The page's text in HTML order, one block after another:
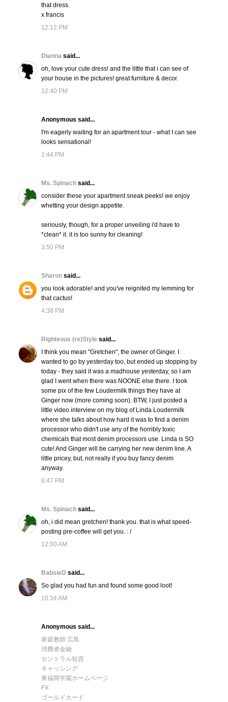
that dress.
x francis
12:12 PM
Dianna said...
oh, love your cute dress! and the little that i can see of
your house in the pictures! great furniture & decor.
12:40 PM
Anonymous said...
I'm eagerly waiting for an apartment tour - what I can see
looks sensational!
1:44 PM
Ms. Spinach said...
consider these your apartment sneak peeks! we enjoy
whetting your design appetite.
seriously, though, for a proper unveiling i'd have to
*clean* it. it is too sunny for cleaning!
3:50 PM
Sharon said...
you look adorable! and you've reignited my lemming for
that cactus!
4:38 PM
Righteous (re)Style said...
I think you mean "Gretchen", the owner of Ginger. I
wanted to go by yesterday too, but ended up stopping by
today - they said it was a madhouse yesterday, so I am
glad I went when there was NOONE else there. I took
some pix of the few Loudermilk things they have at
Ginger now (more coming soon). BTW, I just posted a
little video interview on my blog of Linda Loudermilk
where she talks about how hard it was to find a denim
processor who didn't use any of the horribly toxic
chemicals that most denim processors use. Linda is SO
cute! And Ginger will be carrying her new denim line. A
little pricey, but, not really if you buy fancy denim
anyway.
6:47 PM
Ms. Spinach said...
oh, i did mean gretchen! thank you. that is what speed-
posting pre-coffee will get you. : /
12:00 AM
BabsieD said...
So glad you had fun and found some good loot!
10:34 AM
Anonymous said...
家庭教師 広島
消費者金融
セントラル短資
キャッシング
東福岡学園ホームページ
FX
ゴールドカード